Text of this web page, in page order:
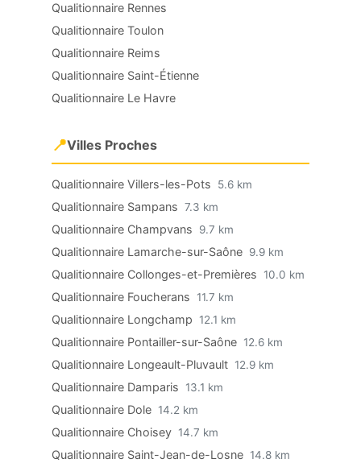
Qualitionnaire Rennes
Qualitionnaire Toulon
Qualitionnaire Reims
Qualitionnaire Saint-Étienne
Qualitionnaire Le Havre
📍Villes Proches
Qualitionnaire Villers-les-Pots 5.6 km
Qualitionnaire Sampans 7.3 km
Qualitionnaire Champvans 9.7 km
Qualitionnaire Lamarche-sur-Saône 9.9 km
Qualitionnaire Collonges-et-Premières 10.0 km
Qualitionnaire Foucherans 11.7 km
Qualitionnaire Longchamp 12.1 km
Qualitionnaire Pontailler-sur-Saône 12.6 km
Qualitionnaire Longeault-Pluvault 12.9 km
Qualitionnaire Damparis 13.1 km
Qualitionnaire Dole 14.2 km
Qualitionnaire Choisey 14.7 km
Qualitionnaire Saint-Jean-de-Losne 14.8 km